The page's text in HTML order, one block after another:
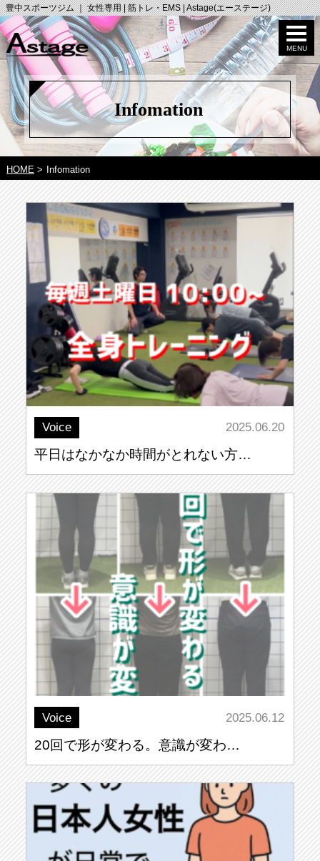
豊中スポーツジム ｜ 女性専用 | 筋トレ・EMS | Astage(エーステージ)
Infomation
HOME> Infomation
Voice 2025.06.20
平日はなかなか時間がとれない方…
Voice 2025.06.12
20回で形が変わる。意識が変わ…